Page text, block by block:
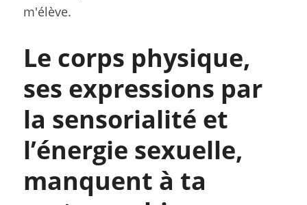
m'élève.
Le corps physique,
ses expressions par
la sensorialité et
l’énergie sexuelle,
manquent à ta